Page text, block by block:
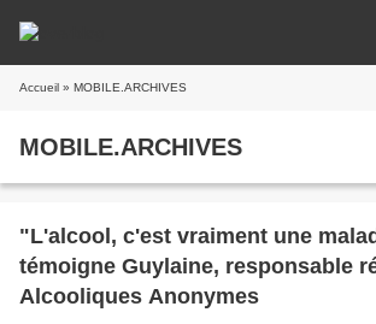
Accueil » MOBILE.ARCHIVES
MOBILE.ARCHIVES
"L'alcool, c'est vraiment une
témoigne Guylaine, responsable
Alcooliques Anonymes